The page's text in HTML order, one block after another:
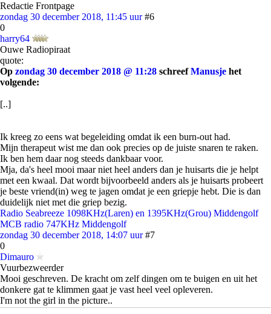
Redactie Frontpage
zondag 30 december 2018, 11:45 uur #6
0
harry64
Ouwe Radiopiraat
quote:
Op zondag 30 december 2018 @ 11:28 schreefManusje het
volgende:
[..]
Ik kreeg zo eens wat begeleiding omdat ik een burn-out had.
Mijn therapeut wist me dan ook precies op de juiste snaren te raken.
Ik ben hem daar nog steeds dankbaar voor.
Mja, da's heel mooi maar niet heel anders dan je huisarts die je helpt
met een kwaal. Dat wordt bijvoorbeeld anders als je huisarts probeert
je beste vriend(in) weg te jagen omdat je een griepje hebt. Die is dan
duidelijk niet met die griep bezig.
Radio Seabreeze 1098KHz(Laren) en 1395KHz(Grou) Middengolf
MCB radio 747KHz Middengolf
zondag 30 december 2018, 14:07 uur #7
0
Dimauro
Vuurbezweerder
Mooi geschreven. De kracht om zelf dingen om te buigen en uit het
donkere gat te klimmen gaat je vast heel veel opleveren.
I'm not the girl in the picture..
zondag 30 december 2018, 15:41 uur #8